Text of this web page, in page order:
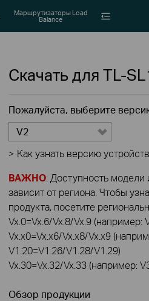
Маршрутизаторы Load
Balance
Скачать для TL-
Пожалуйста, выберите
V2
> Как узнать версию
ВАЖНО: Доступность
зависит от региона. Чтобы
продукта, посетите
Vx.0=Vx.6/Vx.8/Vx.9 (например:
Vx.x0=Vx.x6/Vx.x8/Vx.x9
V1.20=V1.26/V1.28/V1.29)
Vx.30=Vx.32/Vx.33 (например:
Обзор продукции